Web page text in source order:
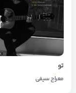
تو
معراج سیفی